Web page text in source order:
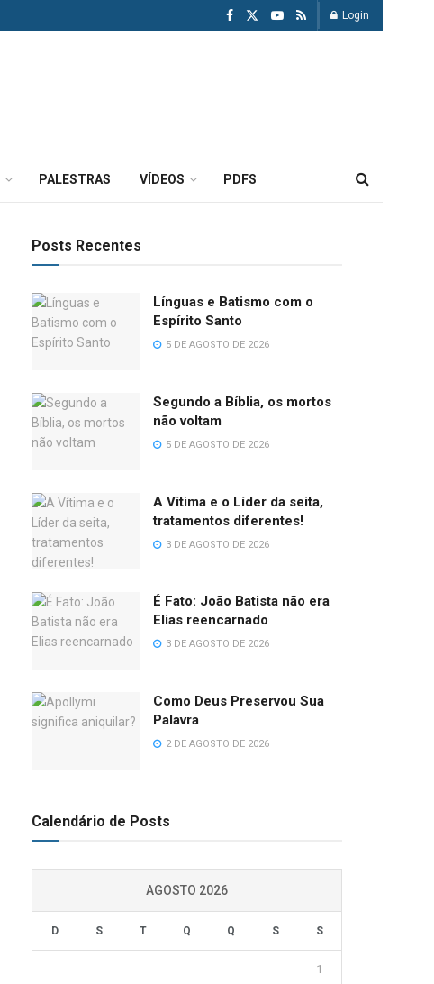
Login
PALESTRAS VÍDEOS PDFS
Posts Recentes
Línguas e Batismo com o
Espírito Santo
5 DE AGOSTO DE 2026
Segundo a Bíblia, os mortos
não voltam
5 DE AGOSTO DE 2026
A Vítima e o Líder da seita,
tratamentos diferentes!
3 DE AGOSTO DE 2026
É Fato: João Batista não era
Elias reencarnado
3 DE AGOSTO DE 2026
Como Deus Preservou Sua
Palavra
2 DE AGOSTO DE 2026
Calendário de Posts
AGOSTO 2026
D S T Q Q S S
1